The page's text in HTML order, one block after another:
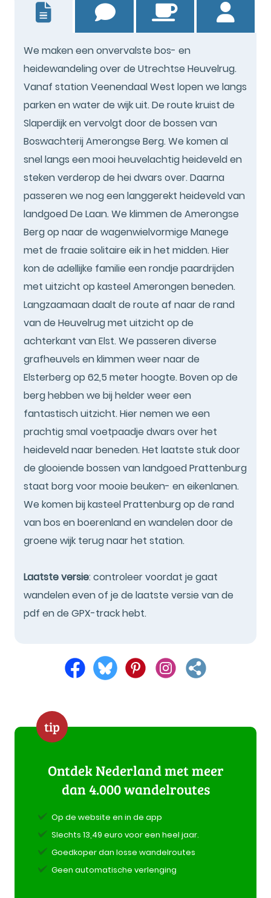
We maken een onvervalste bos- en
heidewandeling over de Utrechtse Heuvelrug.
Vanaf station Veenendaal West lopen we langs
parken en water de wijk uit. De route kruist de
Slaperdijk en vervolgt door de bossen van
Boswachterij Amerongse Berg. We komen al
snel langs een mooi heuvelachtig heideveld en
steken verderop de hei dwars over. Daarna
passeren we nog een langgerekt heideveld van
landgoed De Laan. We klimmen de Amerongse
Berg op naar de wagenwielvormige Manege
met de fraaie solitaire eik in het midden. Hier
kon de adellijke familie een rondje paardrijden
met uitzicht op kasteel Amerongen beneden.
Langzaamaan daalt de route af naar de rand
van de Heuvelrug met uitzicht op de
achterkant van Elst. We passeren diverse
grafheuvels en klimmen weer naar de
Elsterberg op 62,5 meter hoogte. Boven op de
berg hebben we bij helder weer een
fantastisch uitzicht. Hier nemen we een
prachtig smal voetpaadje dwars over het
heideveld naar beneden. Het laatste stuk door
de glooiende bossen van landgoed Prattenburg
staat borg voor mooie beuken- en eikenlanen.
We komen bij kasteel Prattenburg op de rand
van bos en boerenland en wandelen door de
groene wijk terug naar het station.
Laatste versie: controleer voordat je gaat
wandelen even of je de laatste versie van de
pdf en de GPX-track hebt.
tip
Ontdek Nederland met meer
dan 4.000 wandelroutes
Op de website en in de app
Slechts 13,49 euro voor een heel jaar.
Goedkoper dan losse wandelroutes
Geen automatische verlenging